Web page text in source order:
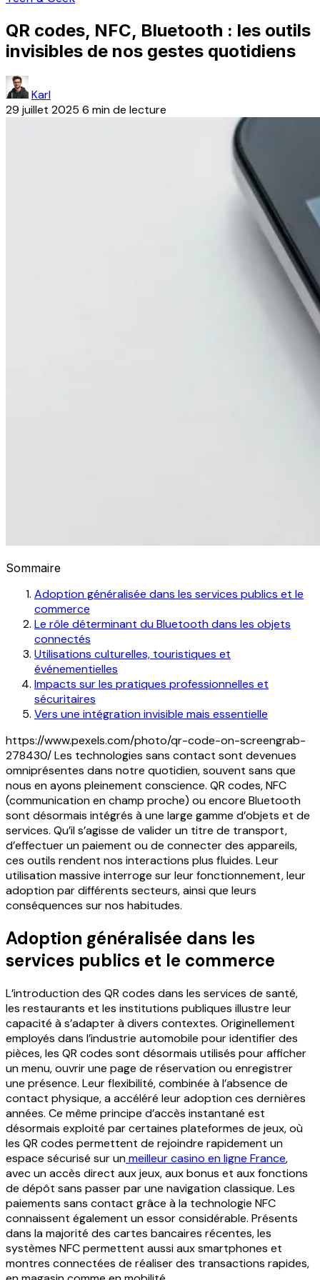
QR codes, NFC, Bluetooth : les outils
invisibles de nos gestes quotidiens
Karl
29 juillet 2025 6 min de lecture
Sommaire
Adoption généralisée dans les services publics et le
commerce
Le rôle déterminant du Bluetooth dans les objets
connectés
Utilisations culturelles, touristiques et
événementielles
Impacts sur les pratiques professionnelles et
sécuritaires
Vers une intégration invisible mais essentielle
https://www.pexels.com/photo/qr-code-on-screengrab-
278430/Les technologies sans contact sont devenues
omniprésentes dans notre quotidien, souvent sans que
nous en ayons pleinement conscience. QR codes, NFC
(communication en champ proche) ou encore Bluetooth
sont désormais intégrés à une large gamme d’objets et de
services. Qu’il s’agisse de valider un titre de transport,
d’effectuer un paiement ou de connecter des appareils,
ces outils rendent nos interactions plus fluides. Leur
utilisation massive interroge sur leur fonctionnement, leur
adoption par différents secteurs, ainsi que leurs
conséquences sur nos habitudes.
Adoption généralisée dans les
services publics et le commerce
L’introduction des QR codes dans les services de santé,
les restaurants et les institutions publiques illustre leur
capacité à s’adapter à divers contextes. Originellement
employés dans l’industrie automobile pour identifier des
pièces, les QR codes sont désormais utilisés pour afficher
un menu, ouvrir une page de réservation ou enregistrer
une présence. Leur flexibilité, combinée à l’absence de
contact physique, a accéléré leur adoption ces dernières
années. Ce même principe d’accès instantané est
désormais exploité par certaines plateformes de jeux, où
les QR codes permettent de rejoindre rapidement un
espace sécurisé sur unmeilleur casino en ligne France,
avec un accès direct aux jeux, aux bonus et aux fonctions
de dépôt sans passer par une navigation classique. Les
paiements sans contact grâce à la technologie NFC
connaissent également un essor considérable. Présents
dans la majorité des cartes bancaires récentes, les
systèmes NFC permettent aussi aux smartphones et
montres connectées de réaliser des transactions rapides,